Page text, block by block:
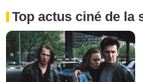
Top actus ciné de la